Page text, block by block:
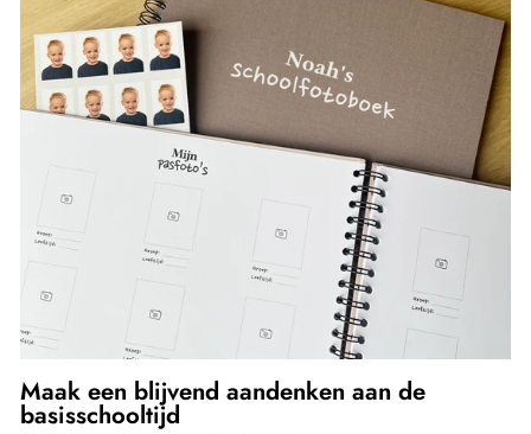
Maak een blijvend aandenken aan de
basisschooltijd